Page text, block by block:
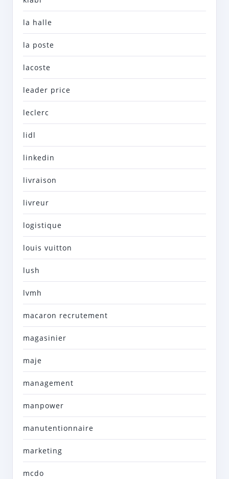
la halle
la poste
lacoste
leader price
leclerc
lidl
linkedin
livraison
livreur
logistique
louis vuitton
lush
lvmh
macaron recrutement
magasinier
maje
management
manpower
manutentionnaire
marketing
mcdo